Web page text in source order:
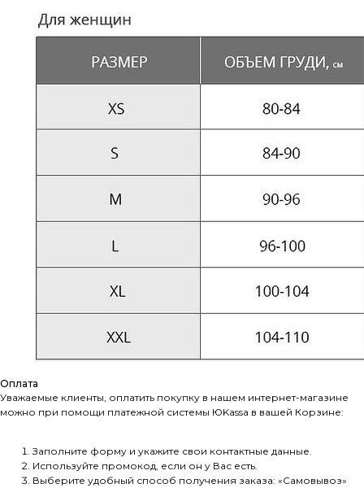
Оплата
Уважаемые клиенты, оплатить покупку в нашем интернет-магазине
можно при помощи платежной системы ЮKassа в вашей Корзине:
Заполните форму и укажите свои контактные данные.
Используйте промокод, если он у Вас есть.
Выберите удобный способ получения заказа: «Самовывоз»